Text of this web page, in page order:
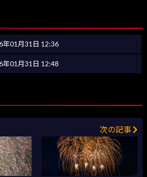
年01月31日 12:36
年01月31日 12:48
次の記事